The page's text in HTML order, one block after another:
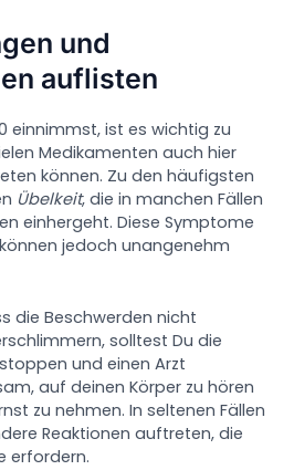
und
auflisten
einnimmst, ist es wichtig zu
Medikamenten auch hier
können. Zu den häufigsten
Übelkeit, die in manchen Fällen
einhergeht. Diese Symptome
jedoch unangenehm
die Beschwerden nicht
solltest Du die
und einen Arzt
auf deinen Körper zu hören
zu nehmen. In seltenen Fällen
Reaktionen auftreten, die
erfordern.